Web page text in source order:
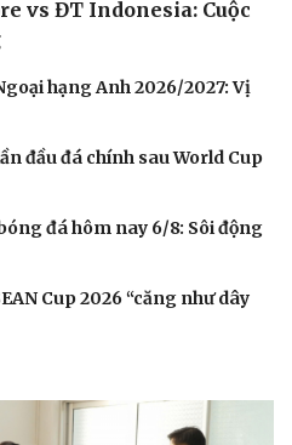
vs ĐT Indonesia: Cuộc
hạng Anh 2026/2027: Vị
đầu đá chính sau World Cup
đá hôm nay 6/8: Sôi động
Cup 2026 “căng như dây